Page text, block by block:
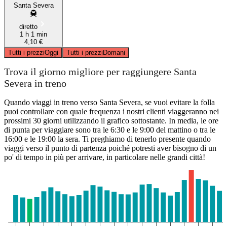
Santa Severa
diretto
1 h 1 min
4,10 €
Tutti i prezziOggi Tutti i prezziDomani
Trova il giorno migliore per raggiungere Santa
Severa in treno
Quando viaggi in treno verso Santa Severa, se vuoi evitare la folla
puoi controllare con quale frequenza i nostri clienti viaggeranno nei
prossimi 30 giorni utilizzando il grafico sottostante. In media, le ore
di punta per viaggiare sono tra le 6:30 e le 9:00 del mattino o tra le
16:00 e le 19:00 la sera. Ti preghiamo di tenerlo presente quando
viaggi verso il punto di partenza poiché potresti aver bisogno di un
po' di tempo in più per arrivare, in particolare nelle grandi città!